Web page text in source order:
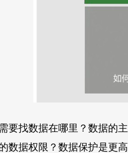
要找数据在哪里？数据的
数据权限？数据保护是更